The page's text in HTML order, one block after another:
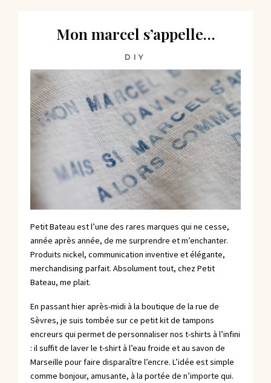
Mon marcel s’appelle…
DIY
Petit Bateau est l’une des rares marques qui ne cesse,
année après année, de me surprendre et m’enchanter.
Produits nickel, communication inventive et élégante,
merchandising parfait. Absolument tout, chez Petit
Bateau, me plait.
En passant hier après-midi à la boutique de la rue de
Sèvres, je suis tombée sur ce petit kit de tampons
encreurs qui permet de personnaliser nos t-shirts à l’infini
: il suffit de laver le t-shirt à l’eau froide et au savon de
Marseille pour faire disparaître l’encre. L’idée est simple
comme bonjour, amusante, à la portée de n’importe qui.